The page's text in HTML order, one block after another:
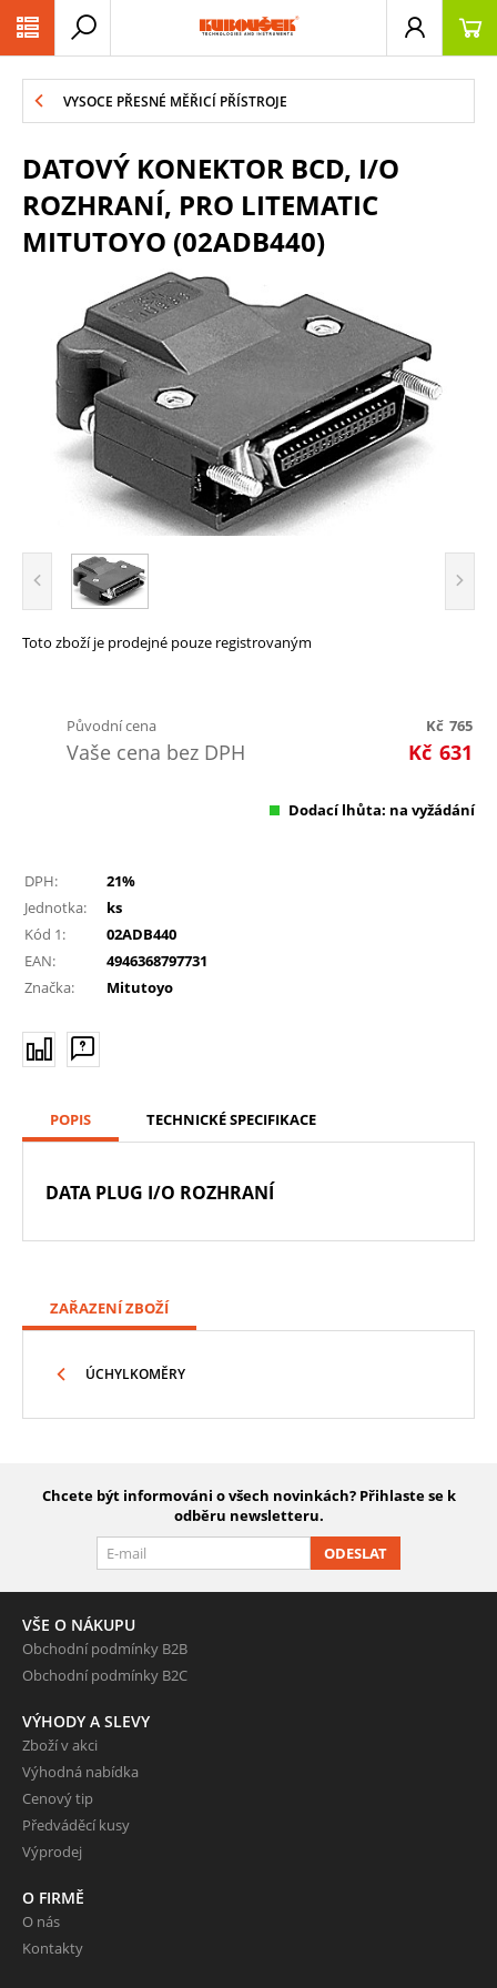
VYSOCE PŘESNÉ MĚŘICÍ PŘÍSTROJE
DATOVÝ KONEKTOR BCD, I/O
ROZHRANÍ, PRO LITEMATIC
MITUTOYO (02ADB440)
Toto zboží je prodejné pouze registrovaným
Původní cena 765
Kč
Vaše cena bez DPH 631
Kč
Dodací lhůta: na vyžádání
DPH:
21%
Jednotka:
ks
Kód 1:
02ADB440
EAN:
4946368797731
Značka:
Mitutoyo
POPIS TECHNICKÉ SPECIFIKACE
DATA PLUG I/O ROZHRANÍ
ZAŘAZENÍ ZBOŽÍ
ÚCHYLKOMĚRY
Chcete být informováni o všech novinkách? Přihlaste se k
odběru newsletteru.
ODESLAT
VŠE O NÁKUPU
Obchodní podmínky B2B
Obchodní podmínky B2C
VÝHODY A SLEVY
Zboží v akci
Výhodná nabídka
Cenový tip
Předváděcí kusy
Výprodej
O FIRMĚ
O nás
Kontakty